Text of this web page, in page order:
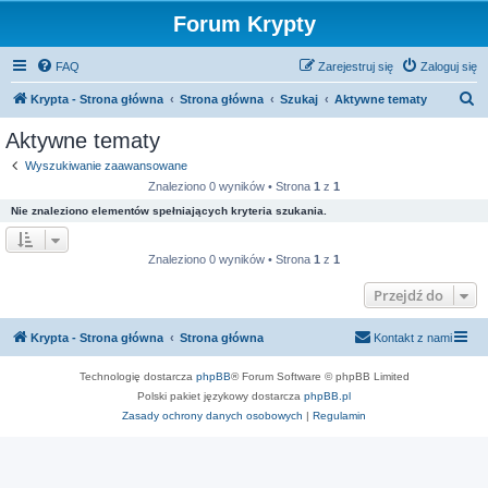
Forum Krypty
FAQ Zaloguj się
Zarejestruj się
Krypta - Strona główna Strona główna Szukaj Aktywne tematy
Aktywne tematy
Wyszukiwanie zaawansowane
Znaleziono 0 wyników • Strona 1 z 1
Nie znaleziono elementów spełniających kryteria szukania.
Znaleziono 0 wyników • Strona 1 z 1
Przejdź do
Krypta - Strona główna Strona główna Kontakt z nami
Technologię dostarcza phpBB® Forum Software © phpBB Limited
Polski pakiet językowy dostarcza phpBB.pl
Zasady ochrony danych osobowych | Regulamin